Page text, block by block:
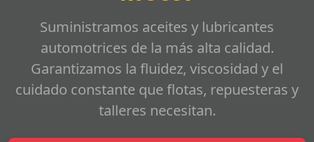
Suministramos aceites y lubricantes
automotrices de la más alta calidad.
Garantizamos la fluidez, viscosidad y el
cuidado constante que flotas, repuesteras y
talleres necesitan.